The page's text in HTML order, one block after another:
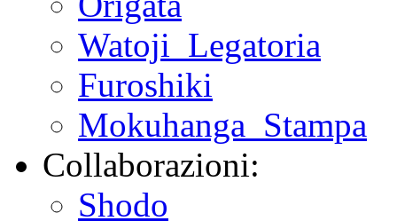
Watoji_Legatoria
Furoshiki
Mokuhanga_Stampa
Collaborazioni:
Shodo